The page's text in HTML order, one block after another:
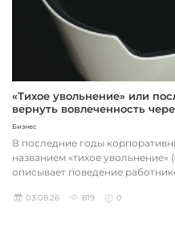
«Тихое увольнение» или
вернуть вовлеченность
Бизнес
В последние годы
названием «тихое
описывает поведение
03.08.26 819 0